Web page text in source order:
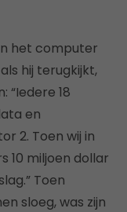
het computer
hij terugkijkt,
“Iedere 18
en
2. Toen wij in
10 miljoen dollar
Toen
sloeg, was zijn